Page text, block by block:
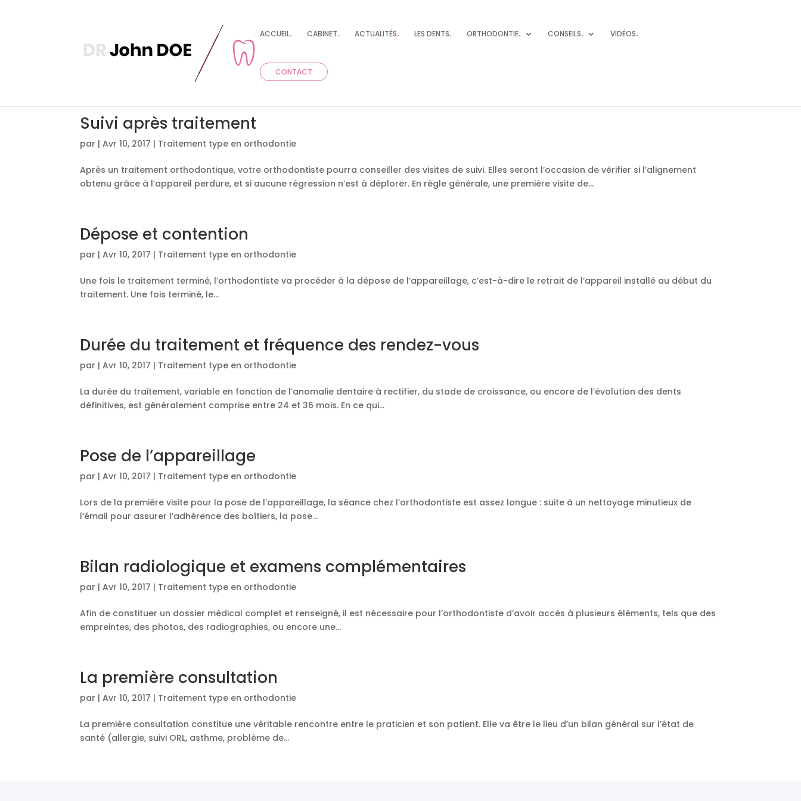
ACCUEIL. CABINET. ACTUALITÉS. LES DENTS. ORTHODONTIE. CONSEILS. VIDÉOS.
CONTACT
Suivi après traitement
par |Avr 10, 2017 | Traitement type en orthodontie
Après un traitement orthodontique, votre orthodontiste pourra conseiller des visites de suivi. Elles seront l’occasion de vérifier si l’alignement
obtenu grâce à l’appareil perdure, et si aucune régression n’est à déplorer. En règle générale, une première visite de...
Dépose et contention
par |Avr 10, 2017 | Traitement type en orthodontie
Une fois le traitement terminé, l’orthodontiste va procéder à la dépose de l’appareillage, c’est-à-dire le retrait de l’appareil installé au début du
traitement. Une fois terminé, le...
Durée du traitement et fréquence des rendez-vous
par |Avr 10, 2017 | Traitement type en orthodontie
La durée du traitement, variable en fonction de l’anomalie dentaire à rectifier, du stade de croissance, ou encore de l’évolution des dents
définitives, est généralement comprise entre 24 et 36 mois. En ce qui...
Pose de l’appareillage
par |Avr 10, 2017 | Traitement type en orthodontie
Lors de la première visite pour la pose de l’appareillage, la séance chez l’orthodontiste est assez longue : suite à un nettoyage minutieux de
l’émail pour assurer l’adhérence des boîtiers, la pose...
Bilan radiologique et examens complémentaires
par |Avr 10, 2017 | Traitement type en orthodontie
Afin de constituer un dossier médical complet et renseigné, il est nécessaire pour l’orthodontiste d’avoir accès à plusieurs éléments, tels que des
empreintes, des photos, des radiographies, ou encore une...
La première consultation
par |Avr 10, 2017 | Traitement type en orthodontie
La première consultation constitue une véritable rencontre entre le praticien et son patient. Elle va être le lieu d’un bilan général sur l’état de
santé (allergie, suivi ORL, asthme, problème de...